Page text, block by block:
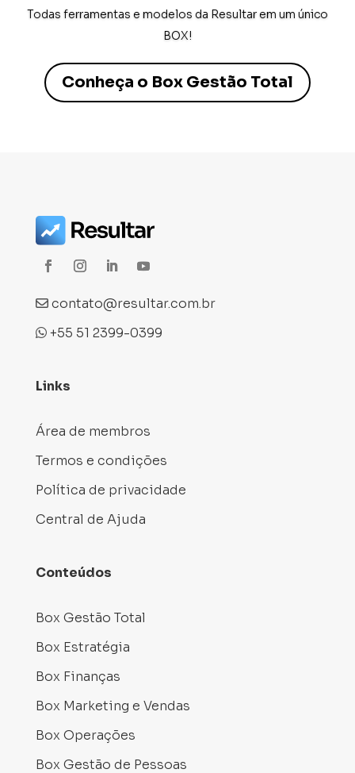
Todas ferramentas e modelos da Resultar em um único
BOX!
Conheça o Box Gestão Total
contato@resultar.com.br
+55 51 2399-0399
Links
Área de membros
Termos e condições
Política de privacidade
Central de Ajuda
Conteúdos
Box Gestão Total
Box Estratégia
Box Finanças
Box Marketing e Vendas
Box Operações
Box Gestão de Pessoas